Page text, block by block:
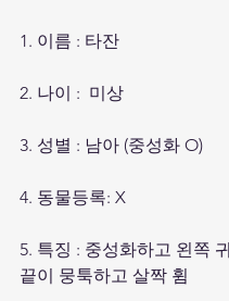
1. 이름 : 타잔
2. 나이 :  미상
3. 성별 : 남아 (중성화 O)
4. 동물등록: X
5. 특징 : 중성화하고 왼쪽
끝이 뭉툭하고 살짝 휨